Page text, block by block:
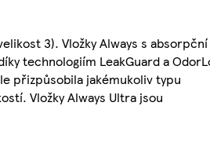
3). Vložky Always s absorpční
technologiím LeakGuard a
přizpůsobila jakémukoliv typu
Vložky Always Ultra jsou